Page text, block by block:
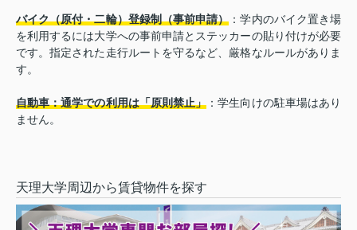
バイク（原付・二輪）登録制（事前申請） ：学内のバイク置き場
を利用するには大学への事前申請とステッカーの貼り付けが必要
です。指定された走行ルートを守るなど、厳格なルールがありま
す。
自動車：通学での利用は「原則禁止」 ：学生向けの駐車場はあり
ません。
天理大学周辺から賃貸物件を探す